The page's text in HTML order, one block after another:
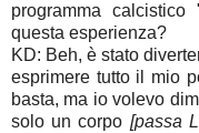
programma
questa esperienza?
KD: Beh, è stato
esprimere tutto il mio
basta, ma io volevo
solo un corpo [passa